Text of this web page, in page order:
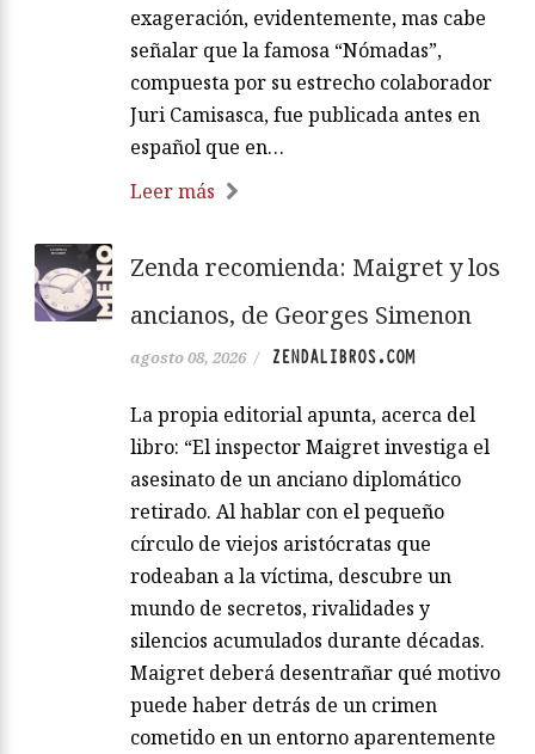
exageración, evidentemente, mas cabe
señalar que la famosa “Nómadas”,
compuesta por su estrecho colaborador
Juri Camisasca, fue publicada antes en
español que en…
Leer más
Zenda recomienda: Maigret y los
ancianos, de Georges Simenon
agosto 08, 2026 / ZENDALIBROS.COM
La propia editorial apunta, acerca del
libro: “El inspector Maigret investiga el
asesinato de un anciano diplomático
retirado. Al hablar con el pequeño
círculo de viejos aristócratas que
rodeaban a la víctima, descubre un
mundo de secretos, rivalidades y
silencios acumulados durante décadas.
Maigret deberá desentrañar qué motivo
puede haber detrás de un crimen
cometido en un entorno aparentemente